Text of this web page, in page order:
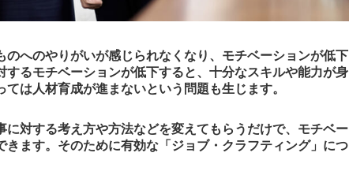
のへのやりがいが感じられなくなり、モチベーションが低下
るモチベーションが低下すると、十分なスキルや能力が身
は人材育成が進まないという問題も生じます。
に対する考え方や方法などを変えてもらうだけで、モチベー
きます。そのために有効な「ジョブ・クラフティング」につ